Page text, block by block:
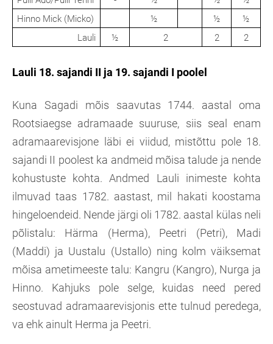
Hinno Mick (Micko)
½ ½
½
Lauli
½ 2 2 2
Lauli 18. sajandi II ja 19. sajandi I poolel
Kuna Sagadi mõis saavutas 1744. aastal oma
Rootsiaegse adramaade suuruse, siis seal enam
adramaarevisjone läbi ei viidud, mistõttu pole 18.
sajandi II poolest ka andmeid mõisa talude ja nende
kohustuste kohta. Andmed Lauli inimeste kohta
ilmuvad taas 1782. aastast, mil hakati koostama
hingeloendeid. Nende järgi oli 1782. aastal külas neli
põlistalu: Härma (Herma), Peetri (Petri), Madi
(Maddi) ja Uustalu (Ustallo) ning kolm väiksemat
mõisa ametimeeste talu: Kangru (Kangro), Nurga ja
Hinno. Kahjuks pole selge, kuidas need pered
seostuvad adramaarevisjonis ette tulnud peredega,
va ehk ainult Herma ja Peetri.